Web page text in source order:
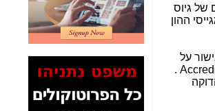
של גיוס
ההון
על
כל השקעה בנפרד. בכל השקעה בודקים אם יש לו את היכולת להשקיע, ורק אז הוא מקבל אישור שלAccredited Investor .
2" על תעלולי השר
משה כחלון -כאן
המשך חשיפת הבלוף
ששמו "מהפיכת
הסלולר" ואיך מסרסים
את הנתונים לציבור -
כאן